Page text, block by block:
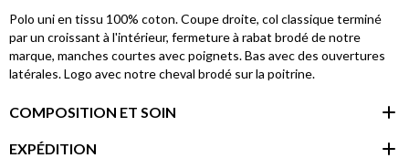
Polo uni en tissu 100% coton. Coupe droite, col classique terminé
par un croissant à l'intérieur, fermeture à rabat brodé de notre
marque, manches courtes avec poignets. Bas avec des ouvertures
latérales. Logo avec notre cheval brodé sur la poitrine.
COMPOSITION ET SOIN
EXPÉDITION